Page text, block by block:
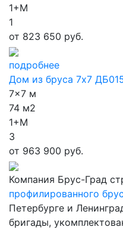
1+М
1
от 823 650 руб.
подробнее
Дом из бруса 7х7
7x7 м
74 м2
1+М
3
от 963 900 руб.
Компания Брус-Град
профилированного
Петербурге и
бригады,